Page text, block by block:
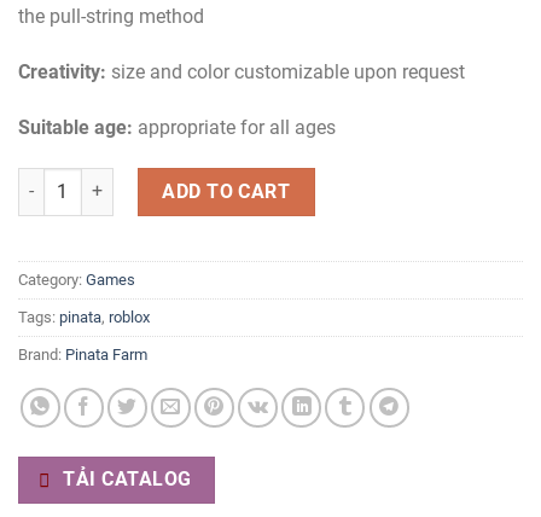
the pull-string method
Creativity: size and color customizable upon request
Suitable age: appropriate for all ages
Roblox Piñata quantityADD TO CART
Category: Games
Tags: pinata, roblox
Brand: Pinata Farm
TẢI CATALOG